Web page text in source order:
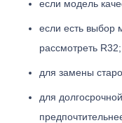
если модель
если есть
рассмотреть R32;
для замены
для